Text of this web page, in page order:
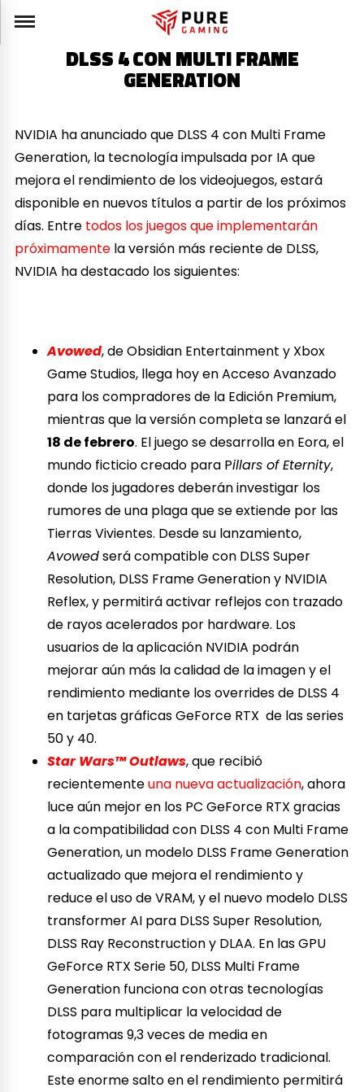
DLSS 4 CON MULTI FRAME
GENERATION
NVIDIA ha anunciado que DLSS 4 con Multi Frame
Generation, la tecnología impulsada por IA que
mejora el rendimiento de los videojuegos, estará
disponible en nuevos títulos a partir de los próximos
días. Entre todos los juegos que implementarán
próximamente la versión más reciente de DLSS,
NVIDIA ha destacado los siguientes:
Avowed, de Obsidian Entertainment y Xbox
Game Studios, llega hoy en Acceso Avanzado
para los compradores de la Edición Premium,
mientras que la versión completa se lanzará el
18 de febrero. El juego se desarrolla en Eora, el
mundo ficticio creado para Pillars of Eternity,
donde los jugadores deberán investigar los
rumores de una plaga que se extiende por las
Tierras Vivientes. Desde su lanzamiento,
Avowedserá compatible con DLSS Super
Resolution, DLSS Frame Generation y NVIDIA
Reflex, y permitirá activar reflejos con trazado
de rayos acelerados por hardware. Los
usuarios de la aplicación NVIDIA podrán
mejorar aún más la calidad de la imagen y el
rendimiento mediante los overrides de DLSS 4
en tarjetas gráficas GeForce RTX de las series
50 y 40.
Star Wars™ Outlaws, que recibió
recientementeuna nueva actualización, ahora
luce aún mejor en los PC GeForce RTX gracias
a la compatibilidad con DLSS 4 con Multi Frame
Generation, un modelo DLSS Frame Generation
actualizado que mejora el rendimiento y
reduce el uso de VRAM, y el nuevo modelo DLSS
transformer AI para DLSS Super Resolution,
DLSS Ray Reconstruction y DLAA. En las GPU
GeForce RTX Serie 50, DLSS Multi Frame
Generation funciona con otras tecnologías
DLSS para multiplicar la velocidad de
fotogramas 9,3 veces de media en
comparación con el renderizado tradicional.
Este enorme salto en el rendimiento permitirá